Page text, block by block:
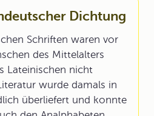
Dichtung
Schriften waren vor
des Mittelalters
Lateinischen nicht
wurde damals in
überliefert und konnte